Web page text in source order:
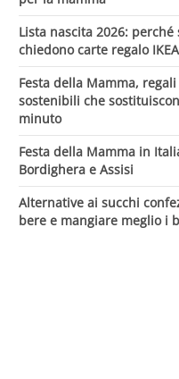
Lista nascita 2026:
chiedono carte regalo
Festa della Mamma,
sostenibili che
minuto
Festa della Mamma in
Bordighera e Assisi
Alternative ai succhi
bere e mangiare meglio i